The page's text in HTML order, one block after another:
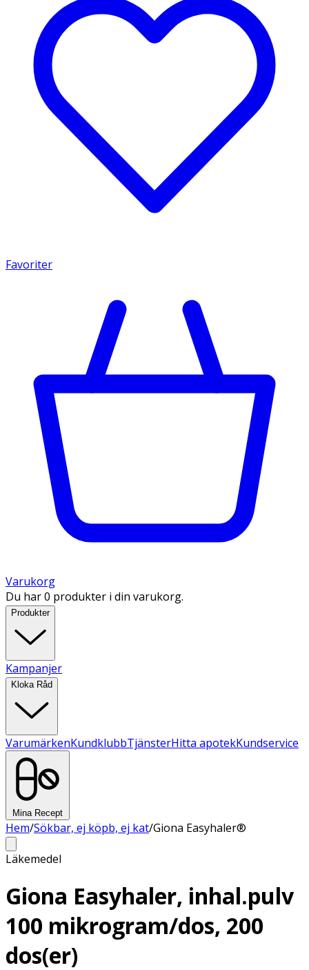
Favoriter
Varukorg
Du har 0 produkter i din varukorg.
Produkter
Kampanjer
Kloka Råd
VarumärkenKundklubbTjänsterHitta apotekKundservice
Mina Recept
Hem/Sökbar, ej köpb, ej kat/Giona Easyhaler®
Läkemedel
Giona Easyhaler, inhal.pulv
100 mikrogram/dos, 200
dos(er)